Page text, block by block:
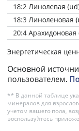
18:2 Линолевая
18:3 Линоленовая
20:4 Арахидоновая
Энергетическая
Основной
пользователем.
** В данной таблице
минералов для
учетом вашего пола,
воспользуйтесь